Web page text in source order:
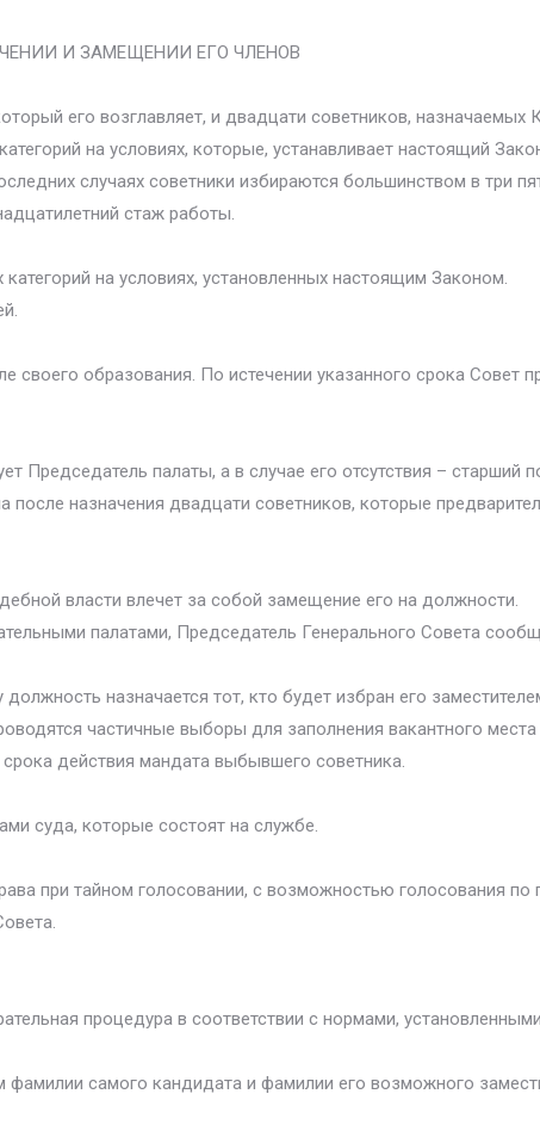
И ЗАМЕЩЕНИИ ЕГО ЧЛЕНОВ
его возглавляет, и двадцати советников, назначаемых
на условиях, которые, устанавливает настоящий
случаях советники избираются большинством в три
стаж работы.
на условиях, установленных настоящим Законом.
образования. По истечении указанного срока Совет
Председатель палаты, а в случае его отсутствия – старший
назначения двадцати советников, которые
власти влечет за собой замещение его на должности.
палатами, Председатель Генерального Совета
назначается тот, кто будет избран его
частичные выборы для заполнения вакантного места
действия мандата выбывшего советника.
суда, которые состоят на службе.
при тайном голосовании, с возможностью голосования по
процедура в соответствии с нормами,
самого кандидата и фамилии его возможного